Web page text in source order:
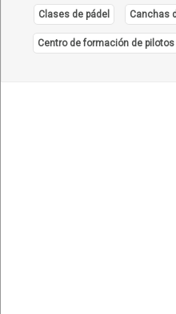
Clases de pádel Canchas
Centro de formación de pilotos